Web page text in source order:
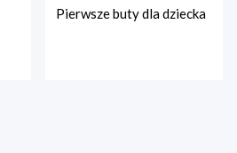
Pierwsze buty dla dziecka